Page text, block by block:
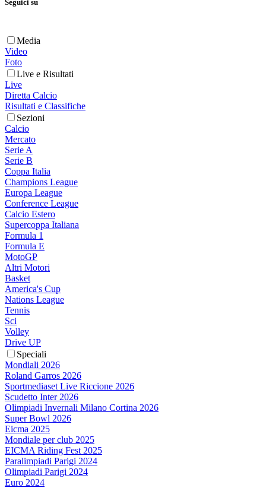
Seguici su
Media
Video
Foto
Live e Risultati
Live
Diretta Calcio
Risultati e Classifiche
Sezioni
Calcio
Mercato
Serie A
Serie B
Coppa Italia
Champions League
Europa League
Conference League
Calcio Estero
Supercoppa Italiana
Formula 1
Formula E
MotoGP
Altri Motori
Basket
America's Cup
Nations League
Tennis
Sci
Volley
Drive UP
Speciali
Mondiali 2026
Roland Garros 2026
Sportmediaset Live Riccione 2026
Scudetto Inter 2026
Olimpiadi Invernali Milano Cortina 2026
Super Bowl 2026
Eicma 2025
Mondiale per club 2025
EICMA Riding Fest 2025
Paralimpiadi Parigi 2024
Olimpiadi Parigi 2024
Euro 2024